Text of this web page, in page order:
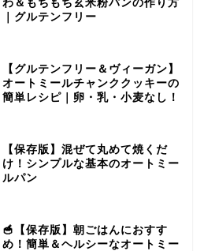
わ＆もちもち玄米粉パンの作り方
｜グルテンフリー
【グルテンフリー＆ヴィーガン】
オートミールチャンククッキーの
簡単レシピ｜卵・乳・小麦なし！
【保存版】混ぜて丸めて焼くだ
け！シンプルな基本のオートミー
ルパン
🥣【保存版】朝ごはんにおすす
め！簡単＆ヘルシーなオートミー